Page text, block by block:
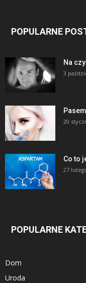
POPULARNE
Na
3
20
Co to
27
POPULARNE
Dom
Uroda